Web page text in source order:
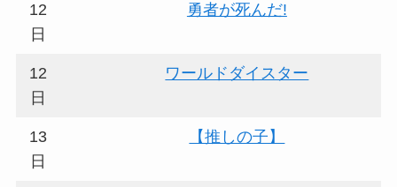
12
日
勇者が死んだ!
12
日
ワールドダイスター
13
日
【推しの子】